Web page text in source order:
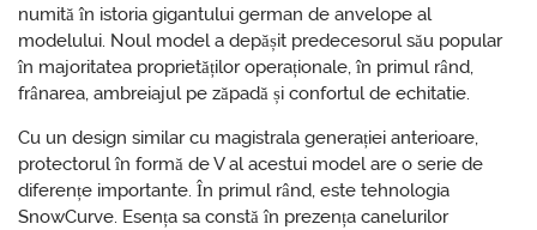
numită în istoria gigantului german de anvelope al
modelului. Noul model a depășit predecesorul său popular
în majoritatea proprietăților operaționale, în primul rând,
frânarea, ambreiajul pe zăpadă și confortul de echitatie.
Cu un design similar cu magistrala generației anterioare,
protectorul în formă de V al acestui model are o serie de
diferențe importante. În primul rând, este tehnologia
SnowCurve. Esența sa constă în prezența canelurilor